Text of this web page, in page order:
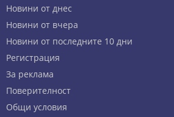
Новини от днес
Новини от вчера
Новини от последните 10 дни
Регистрация
За реклама
Πoвepитeлнocт
Общи условия